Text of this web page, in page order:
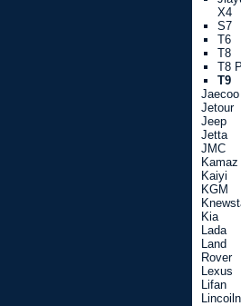
X4
S7
T6
T8
T8
T9
Jaecoo
Jetour
Jeep
Jetta
JMC
Kamaz
Kaiyi
KGM
Kia
Lada
Land
Rover
Lexus
Lifan
Lincoiln